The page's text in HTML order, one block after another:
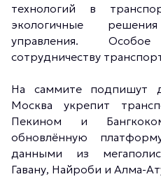
технологий в
экологичные
управления.
сотрудничеству
На саммите подпишут
Москва укрепит
Пекином и
обновлённую
данными из
Гавану, Найроби и Алма-